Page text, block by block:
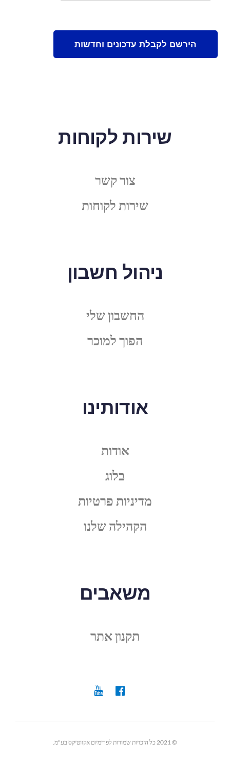
שירות לקוחות
צור קשר
שירות לקוחות
ניהול חשבון
החשבון שלי
הפוך למוכר
אודותינו
אודות
בלוג
מדיניות פרטיות
הקהילה שלנו
משאבים
תקנון אתר
© 2021 כל הזכויות שמורות לפרימיום אקווטיקס בע"מ.